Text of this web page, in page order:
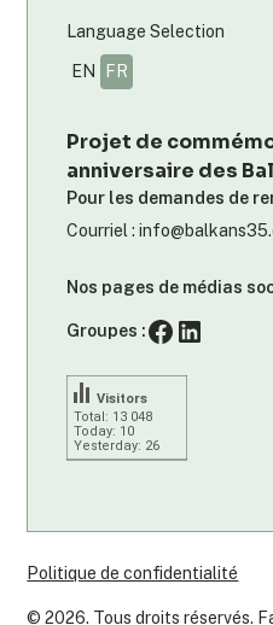
Projet de
anniversaire des
Pour les demandes de
Courriel :
Nos pages de médias
Groupes :
Total: 13 048
Today: 10
Yesterday: 26
Visitors
Language Selection
EN FR
©2026. Tous droits réservés.
Politique de confidentialité